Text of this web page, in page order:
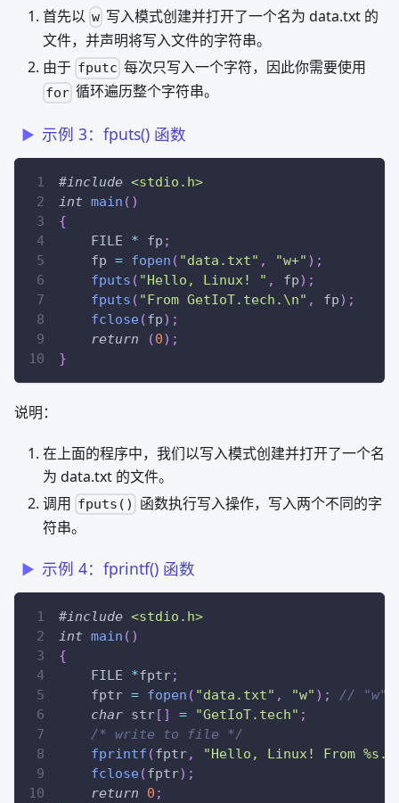
首先以 w 写入模式创建并打开了一个名为 data.txt 的
文件，并声明将写入文件的字符串。
由于 fputc 每次只写入一个字符，因此你需要使用
for 循环遍历整个字符串。
示例 3：fputs() 函数
#include <stdio.h>
int main ( )
{
    FILE
* fp ;
    fp
= fopen ( "data.txt" , "w+" ) ;
fputs ( "Hello, Linux! " , fp) ;
fputs ( "From GetIoT.tech.\n" , fp) ;
fclose(fp) ;
return
(0) ;
}
说明：
在上面的程序中，我们以写入模式创建并打开了一个名
为 data.txt 的文件。
调用 fputs()
函数执行写入操作，写入两个不同的字
符串。
示例 4：fprintf() 函数
#include <stdio.h>
int main ( )
{
    FILE
*fptr;
    fptr
= fopen ( "data.txt" , "w" ) ;
// "w"
char str[ ] = "GetIoT.tech" ;
/* write to file */
fprintf (fptr,
"Hello, Linux! From
fclose(fptr) ;
return
0 ;